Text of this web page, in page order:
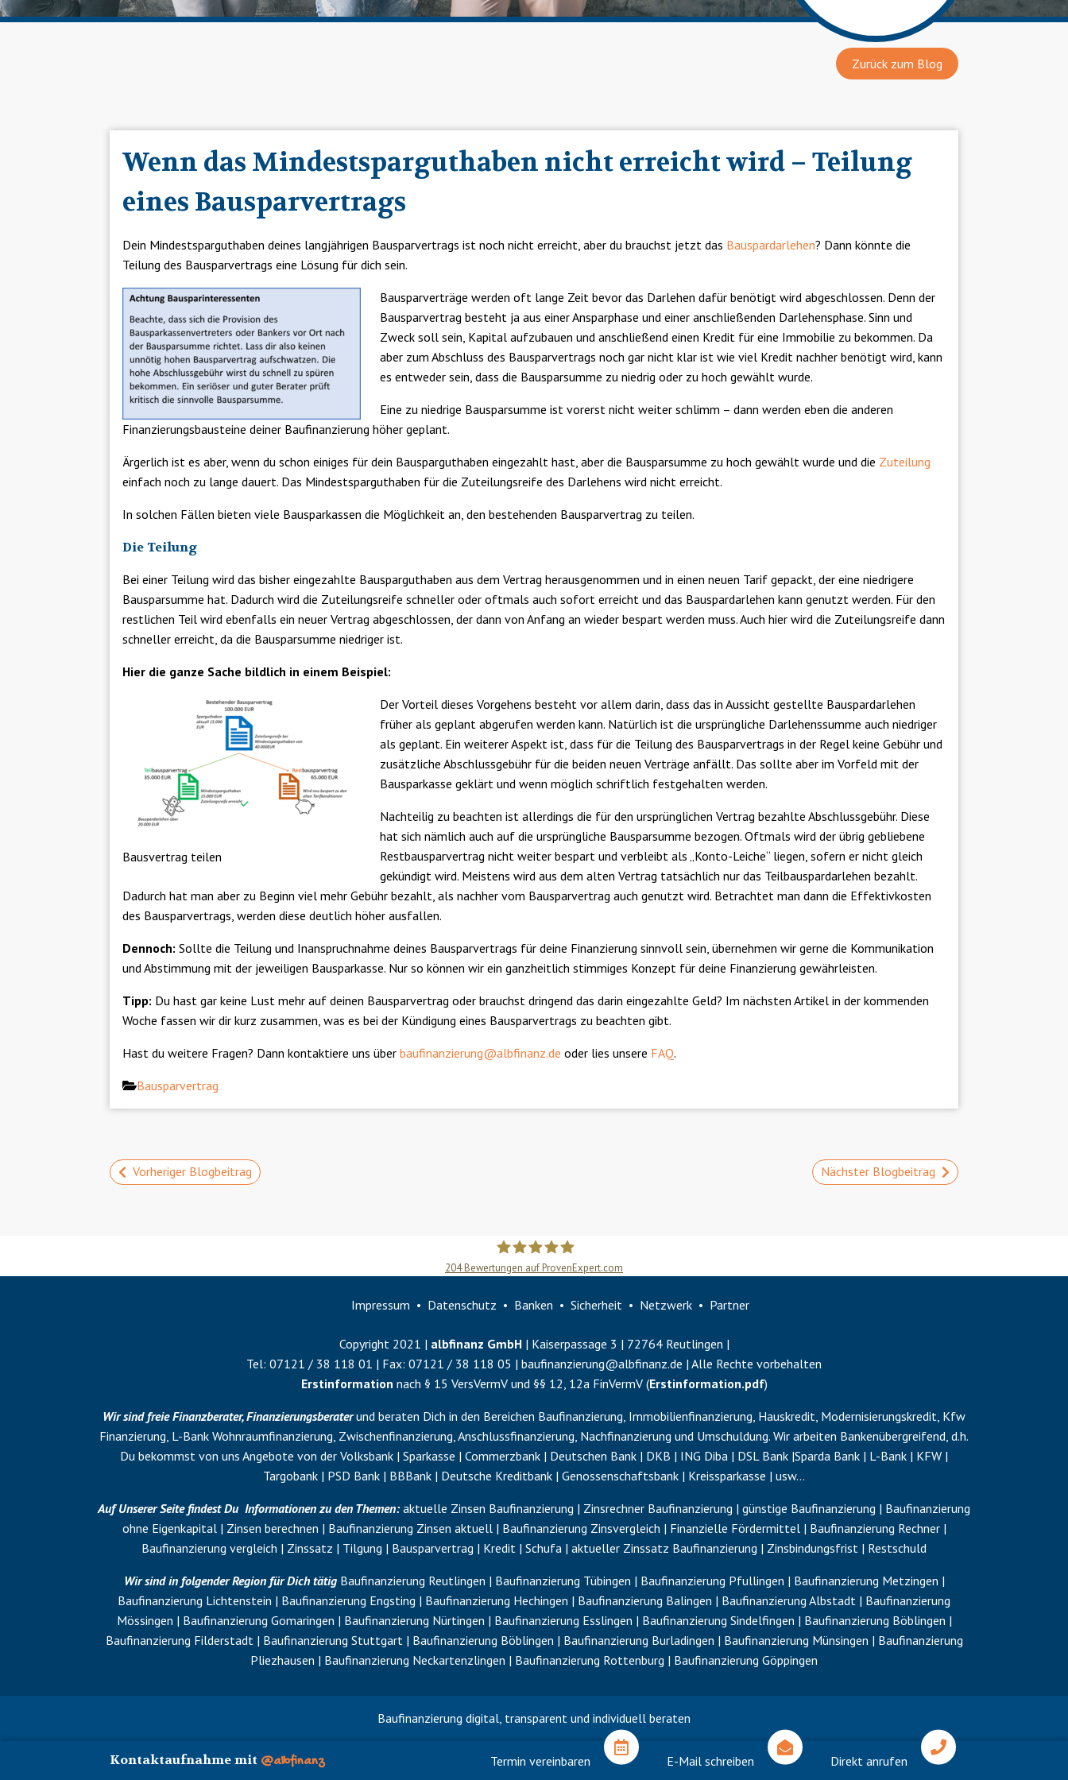
Zurück zum Blog
Wenn das Mindestsparguthaben nicht erreicht wird – Teilung
eines Bausparvertrags
Dein Mindestsparguthaben deines langjährigen Bausparvertrags ist noch nicht erreicht, aber du brauchst jetzt das Bauspardarlehen? Dann könnte die
Teilung des Bausparvertrags eine Lösung für dich sein.
Bausparverträge werden oft lange Zeit bevor das Darlehen dafür benötigt wird abgeschlossen. Denn der
Bausparvertrag besteht ja aus einer Ansparphase und einer anschließenden Darlehensphase. Sinn und
Zweck soll sein, Kapital aufzubauen und anschließend einen Kredit für eine Immobilie zu bekommen. Da
aber zum Abschluss des Bausparvertrags noch gar nicht klar ist wie viel Kredit nachher benötigt wird, kann
es entweder sein, dass die Bausparsumme zu niedrig oder zu hoch gewählt wurde.
Eine zu niedrige Bausparsumme ist vorerst nicht weiter schlimm – dann werden eben die anderen
Finanzierungsbausteine deiner Baufinanzierung höher geplant.
Ärgerlich ist es aber, wenn du schon einiges für dein Bausparguthaben eingezahlt hast, aber die Bausparsumme zu hoch gewählt wurde und die Zuteilung
einfach noch zu lange dauert. Das Mindestsparguthaben für die Zuteilungsreife des Darlehens wird nicht erreicht.
In solchen Fällen bieten viele Bausparkassen die Möglichkeit an, den bestehenden Bausparvertrag zu teilen.
Die Teilung
Bei einer Teilung wird das bisher eingezahlte Bausparguthaben aus dem Vertrag herausgenommen und in einen neuen Tarif gepackt, der eine niedrigere
Bausparsumme hat. Dadurch wird die Zuteilungsreife schneller oder oftmals auch sofort erreicht und das Bauspardarlehen kann genutzt werden. Für den
restlichen Teil wird ebenfalls ein neuer Vertrag abgeschlossen, der dann von Anfang an wieder bespart werden muss. Auch hier wird die Zuteilungsreife dann
schneller erreicht, da die Bausparsumme niedriger ist.
Hier die ganze Sache bildlich in einem Beispiel:
Bausvertrag teilen
Der Vorteil dieses Vorgehens besteht vor allem darin, dass das in Aussicht gestellte Bauspardarlehen
früher als geplant abgerufen werden kann. Natürlich ist die ursprüngliche Darlehenssumme auch niedriger
als geplant. Ein weiterer Aspekt ist, dass für die Teilung des Bausparvertrags in der Regel keine Gebühr und
zusätzliche Abschlussgebühr für die beiden neuen Verträge anfällt. Das sollte aber im Vorfeld mit der
Bausparkasse geklärt und wenn möglich schriftlich festgehalten werden.
Nachteilig zu beachten ist allerdings die für den ursprünglichen Vertrag bezahlte Abschlussgebühr. Diese
hat sich nämlich auch auf die ursprüngliche Bausparsumme bezogen. Oftmals wird der übrig gebliebene
Restbausparvertrag nicht weiter bespart und verbleibt als „Konto-Leiche“ liegen, sofern er nicht gleich
gekündigt wird. Meistens wird aus dem alten Vertrag tatsächlich nur das Teilbauspardarlehen bezahlt.
Dadurch hat man aber zu Beginn viel mehr Gebühr bezahlt, als nachher vom Bausparvertrag auch genutzt wird. Betrachtet man dann die Effektivkosten
des Bausparvertrags, werden diese deutlich höher ausfallen.
Dennoch: Sollte die Teilung und Inanspruchnahme deines Bausparvertrags für deine Finanzierung sinnvoll sein, übernehmen wir gerne die Kommunikation
und Abstimmung mit der jeweiligen Bausparkasse. Nur so können wir ein ganzheitlich stimmiges Konzept für deine Finanzierung gewährleisten.
Tipp: Du hast gar keine Lust mehr auf deinen Bausparvertrag oder brauchst dringend das darin eingezahlte Geld? Im nächsten Artikel in der kommenden
Woche fassen wir dir kurz zusammen, was es bei der Kündigung eines Bausparvertrags zu beachten gibt.
Hast du weitere Fragen? Dann kontaktiere uns über baufinanzierung@albfinanz.de oder lies unsere FAQ.
Categories
Bausparvertrag
Vorheriger Blogbeitrag Nächster Blogbeitrag
204Bewertungen auf ProvenExpert.com
Impressum Datenschutz Banken Sicherheit Netzwerk Partner
Copyright 2021 | albfinanz GmbH| Kaiserpassage 3 | 72764 Reutlingen |
Tel: 07121 / 38 118 01 | Fax: 07121 / 38 118 05 | baufinanzierung@albfinanz.de | Alle Rechte vorbehalten
Erstinformation nach § 15 VersVermV und §§ 12, 12a FinVermV (Erstinformation.pdf)
Wir sind freie Finanzberater, Finanzierungsberaterund beraten Dich in den Bereichen Baufinanzierung, Immobilienfinanzierung, Hauskredit, Modernisierungskredit, Kfw
Finanzierung, L-Bank Wohnraumfinanzierung, Zwischenfinanzierung,Anschlussfinanzierung, Nachfinanzierung und Umschuldung. Wir arbeiten Bankenübergreifend, d.h.
Du bekommst von uns Angebote von der Volksbank | Sparkasse | Commerzbank | Deutschen Bank | DKB | ING Diba | DSL Bank |Sparda Bank | L-Bank | KFW |
Targobank | PSD Bank | BBBank | Deutsche Kreditbank | Genossenschaftsbank | Kreissparkasse | usw…
Auf Unserer Seite findest Du Informationen zu den Themen:aktuelle Zinsen Baufinanzierung | Zinsrechner Baufinanzierung | günstige Baufinanzierung | Baufinanzierung
ohne Eigenkapital| Zinsen berechnen | Baufinanzierung Zinsen aktuell | Baufinanzierung Zinsvergleich | Finanzielle Fördermittel | Baufinanzierung Rechner |
Baufinanzierung vergleich | Zinssatz | Tilgung | Bausparvertrag | Kredit | Schufa | aktueller Zinssatz Baufinanzierung | Zinsbindungsfrist | Restschuld
Wir sind in folgender Region für Dich tätig Baufinanzierung Reutlingen | Baufinanzierung Tübingen | Baufinanzierung Pfullingen | Baufinanzierung Metzingen |
Baufinanzierung Lichtenstein | Baufinanzierung Engsting | Baufinanzierung Hechingen | Baufinanzierung Balingen | Baufinanzierung Albstadt | Baufinanzierung
Mössingen | Baufinanzierung Gomaringen | Baufinanzierung Nürtingen | Baufinanzierung Esslingen | Baufinanzierung Sindelfingen | Baufinanzierung Böblingen |
Baufinanzierung Filderstadt | Baufinanzierung Stuttgart | Baufinanzierung Böblingen | Baufinanzierung Burladingen | Baufinanzierung Münsingen | Baufinanzierung
Pliezhausen | Baufinanzierung Neckartenzlingen | Baufinanzierung Rottenburg | Baufinanzierung Göppingen
Baufinanzierung digital, transparent und individuell beraten
Kontaktaufnahme mit @albfinanz Termin vereinbaren E-Mail schreiben Direkt anrufen